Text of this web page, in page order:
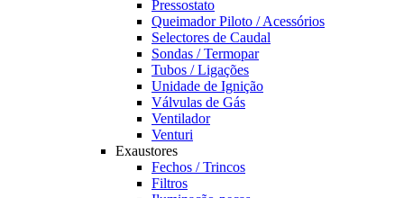
Pressostato
Queimador Piloto / Acessórios
Selectores de Caudal
Sondas / Termopar
Tubos / Ligações
Unidade de Ignição
Válvulas de Gás
Ventilador
Venturi
Exaustores
Fechos / Trincos
Filtros